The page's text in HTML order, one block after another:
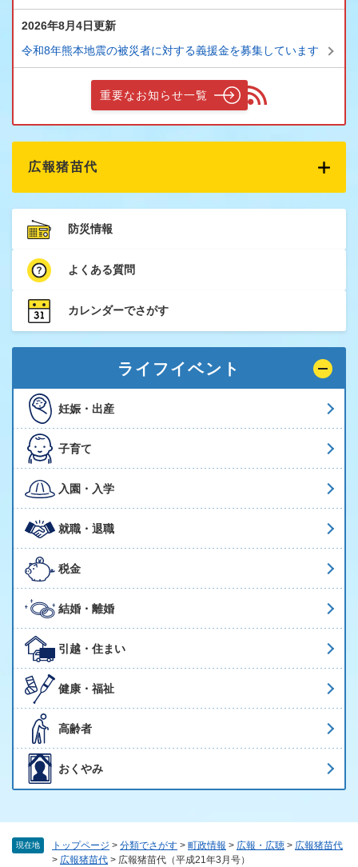
現在地 トップページ > 分類でさがす > 町政情報 > 広報・広聴 > 広報猪苗代
> 広報猪苗代 > 広報猪苗代（平成21年3月号）
2026年8月4日更新
令和8年熊本地震の被災者に対する義援金を募集しています
重要なお知らせ一覧
広報猪苗代
防災情報
よくある質問
カレンダーでさがす
ライフイベント
妊娠・出産
子育て
入園・入学
就職・退職
税金
結婚・離婚
引越・住まい
健康・福祉
高齢者
おくやみ